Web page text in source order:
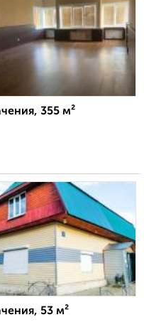
355 м²
53 м²